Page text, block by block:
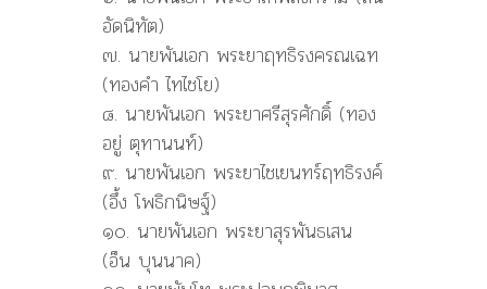
อัดนิทัต)
๗. นายพันเอก พระยาฤทธิรงครณเฉท
(ทองคำ ไทไชโย)
๘. นายพันเอก พระยาศรีสุรศักดิ์ (ทอง
อยู่ ตุทานนท์)
๙. นายพันเอก พระยาไชเยนทร์ฤทธิรงค์
(อึ้ง โพธิกนิษฐ์)
๑๐. นายพันเอก พระยาสุรพันธเสน
(อ็น บุนนาค)